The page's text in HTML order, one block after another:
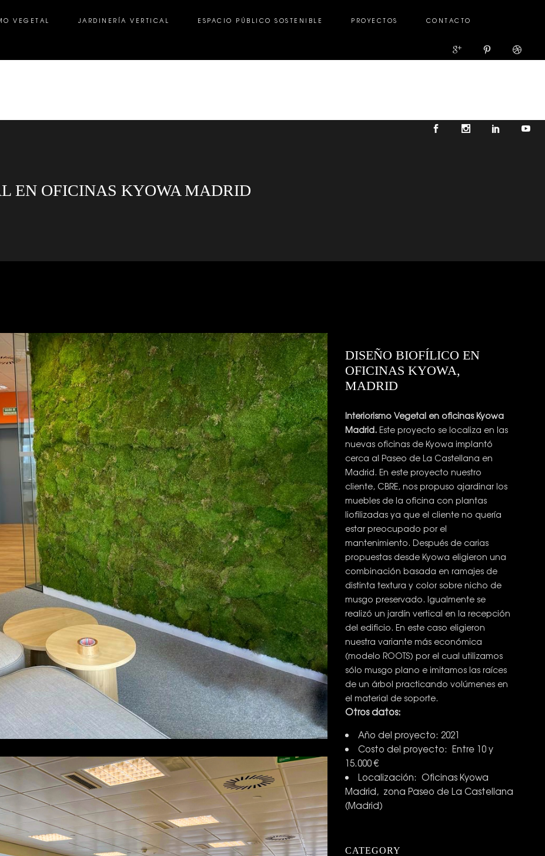
VEGETAL JARDINERÍA VERTICAL ESPACIO PÚBLICO SOSTENIBLE PROYECTOS CONTACTO
EN OFICINAS KYOWA MADRID
DISEÑO BIOFÍLICO EN
OFICINAS KYOWA,
MADRID
Interiorismo Vegetal en oficinas Kyowa
Madrid.Este proyecto se localiza en las
nuevas oficinas de Kyowa implantó
cerca al Paseo de La Castellana en
Madrid. En este proyecto nuestro
cliente, CBRE, nos propuso ajardinar los
muebles de la oficina con plantas
liofilizadas ya que el cliente no quería
estar preocupado por el
mantenimiento. Después de carias
propuestas desde Kyowa eligieron una
combinación basada en ramajes de
distinta textura y color sobre nicho de
musgo preservado. Igualmente se
realizó un jardín vertical en la recepción
del edificio. En este caso eligieron
nuestra variante más económica
(modelo ROOTS) por el cual utilizamos
sólo musgo plano e imitamos las raíces
de un árbol practicando volúmenes en
el material de soporte.
Otros datos:
Año del proyecto: 2021
Costo del proyecto: Entre 10 y
15.000 €
Localización: Oficinas Kyowa
Madrid, zona Paseo de La Castellana
(Madrid)
CATEGORY